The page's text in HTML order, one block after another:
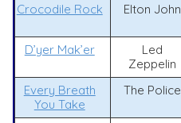
Crocodile Rock
Elton John
D’yer Mak’er
Led
Zeppelin
Every Breath
You Take
The Police